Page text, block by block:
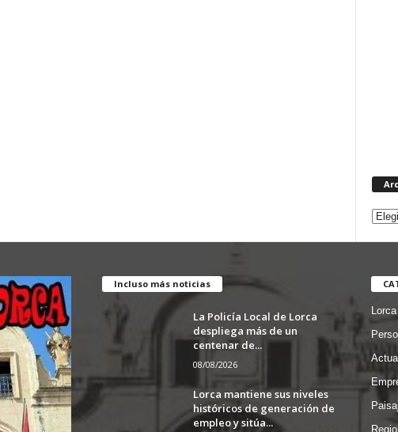
Incluso más noticias
La Policía Local de Lorca
despliega más de un
centenar de...
08/08/2026
Lorca mantiene sus niveles
históricos de generación de
empleo y sitúa...
Lorca